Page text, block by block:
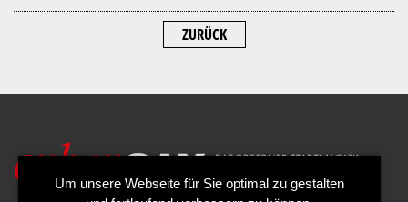
ZURÜCK
Um unsere Webseite für Sie optimal zu gestalten